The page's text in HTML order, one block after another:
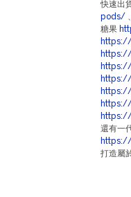
快速出
pods/
糖果
還有一
打造屬